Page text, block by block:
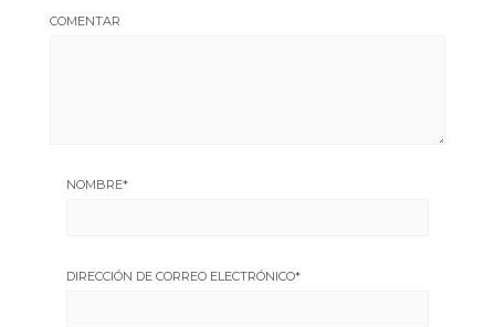
COMENTAR
NOMBRE*
DIRECCIÓN DE CORREO ELECTRÓNICO*